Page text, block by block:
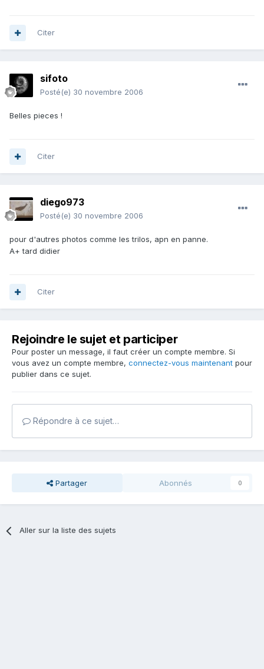
Citer
sifoto
Posté(e) 30 novembre 2006
Belles pieces !
Citer
diego973
Posté(e) 30 novembre 2006
pour d'autres photos comme les trilos, apn en panne.
A+ tard didier
Citer
Rejoindre le sujet et participer
Pour poster un message, il faut créer un compte membre. Si
vous avez un compte membre, connectez-vous maintenant pour
publier dans ce sujet.
Répondre à ce sujet…
Partager Abonnés 0
Aller sur la liste des sujets